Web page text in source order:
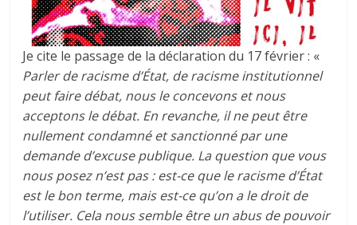
Je cite le passage de la déclaration du 17 février : «
Parler de racisme d’État, de racisme institutionnel
peut faire débat, nous le concevons et nous
acceptons le débat. En revanche, il ne peut être
nullement condamné et sanctionné par une
demande d’excuse publique. La question que vous
nous posez n’est pas : est-ce que le racisme d’État
est le bon terme, mais est-ce qu’on a le droit de
l’utiliser. Cela nous semble être un abus de pouvoir